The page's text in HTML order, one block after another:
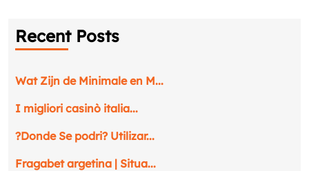
Recent Posts
Wat Zijn de Minimale en M...
I migliori casinò italia...
?Donde Se podri? Utilizar...
Fragabet argetina | Situa...